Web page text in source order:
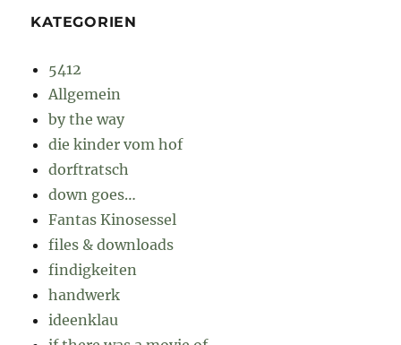
KATEGORIEN
5412
Allgemein
by the way
die kinder vom hof
dorftratsch
down goes…
Fantas Kinosessel
files & downloads
findigkeiten
handwerk
ideenklau